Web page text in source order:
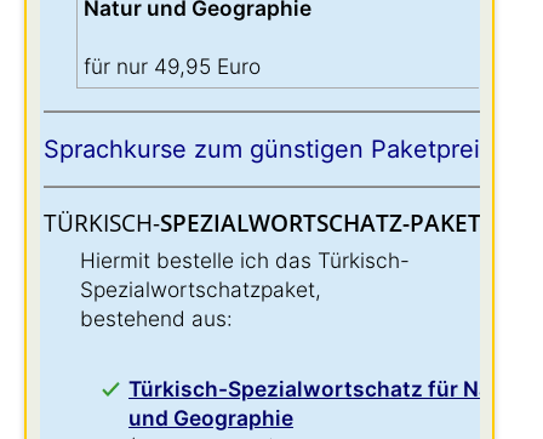
Natur und Geographie
für nur 49,95 Euro
Sprachkurse zum günstigen Paketpreis:
TÜRKISCH-SPEZIALWORTSCHATZ-PAKET:
Hiermit bestelle ich das Türkisch-
Spezialwortschatzpaket,
bestehend aus:
Türkisch-Spezialwortschatz für Natur
und Geographie